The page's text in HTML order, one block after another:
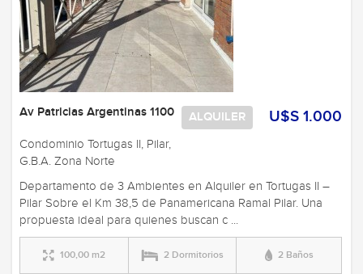
U$S 1.000
ALQUILER
Av Patricias Argentinas 1100
Condominio Tortugas II, Pilar,
G.B.A. Zona Norte
Departamento de 3 Ambientes en Alquiler en Tortugas II –
Pilar Sobre el Km 38,5 de Panamericana Ramal Pilar. Una
propuesta ideal para quienes buscan c ...
100,00 m2 2 Dormitorios 2 Baños